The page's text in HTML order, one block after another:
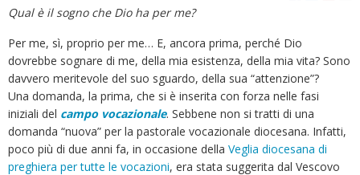
Qual è il sogno che Dio ha per me?
Per me, sì, proprio per me… E, ancora prima, perché Dio
dovrebbe sognare di me, della mia esistenza, della mia vita? Sono
davvero meritevole del suo sguardo, della sua “attenzione”?
Una domanda, la prima, che si è inserita con forza nelle fasi
iniziali del campo vocazionale. Sebbene non si tratti di una
domanda “nuova” per la pastorale vocazionale diocesana. Infatti,
poco più di due anni fa, in occasione della Veglia diocesana di
preghiera per tutte le vocazioni, era stata suggerita dal Vescovo